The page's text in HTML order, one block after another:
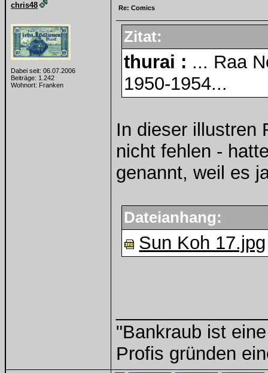
chris48
Dabei seit: 06.07.2006
Beiträge: 1.242
Wohnort: Franken
Re: Comics
Zitat:
thurai : ... Raa
1950-1954...
In dieser illustren
nicht fehlen -
genannt, weil es
Dateianhang:
Sun Koh 17.jpg
"Bankraub ist
Profis gründen